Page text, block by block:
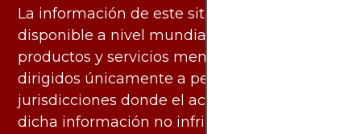
La información de este sitio web está
disponible a nivel mundial. Sin embargo, los
productos y servicios mencionados están
dirigidos únicamente a personas en
jurisdicciones donde el acceso y uso de
dicha información no infringe leyes o